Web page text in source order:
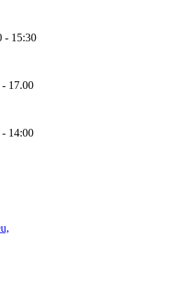
- 15:30
17.00
14:00